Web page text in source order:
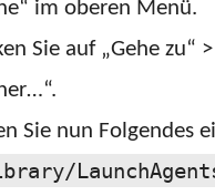
im oberen Menü.
Sie auf „Gehe zu“
Sie nun Folgendes